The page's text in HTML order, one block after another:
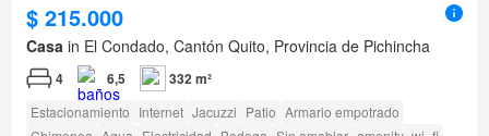
$ 215.000
Casa in El Condado, Cantón Quito, Provincia de Pichincha
4 6,5 332 m²
Estacionamiento Internet Jacuzzi Patio Armario empotrado